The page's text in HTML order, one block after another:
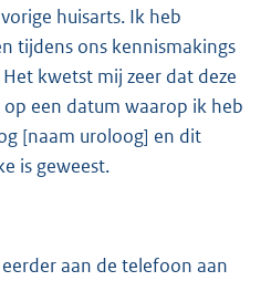
huisarts. Ik heb
tijdens ons kennismakings
kwetst mij zeer dat deze
een datum waarop ik heb
[naam uroloog] en dit
is geweest.
aan de telefoon aan